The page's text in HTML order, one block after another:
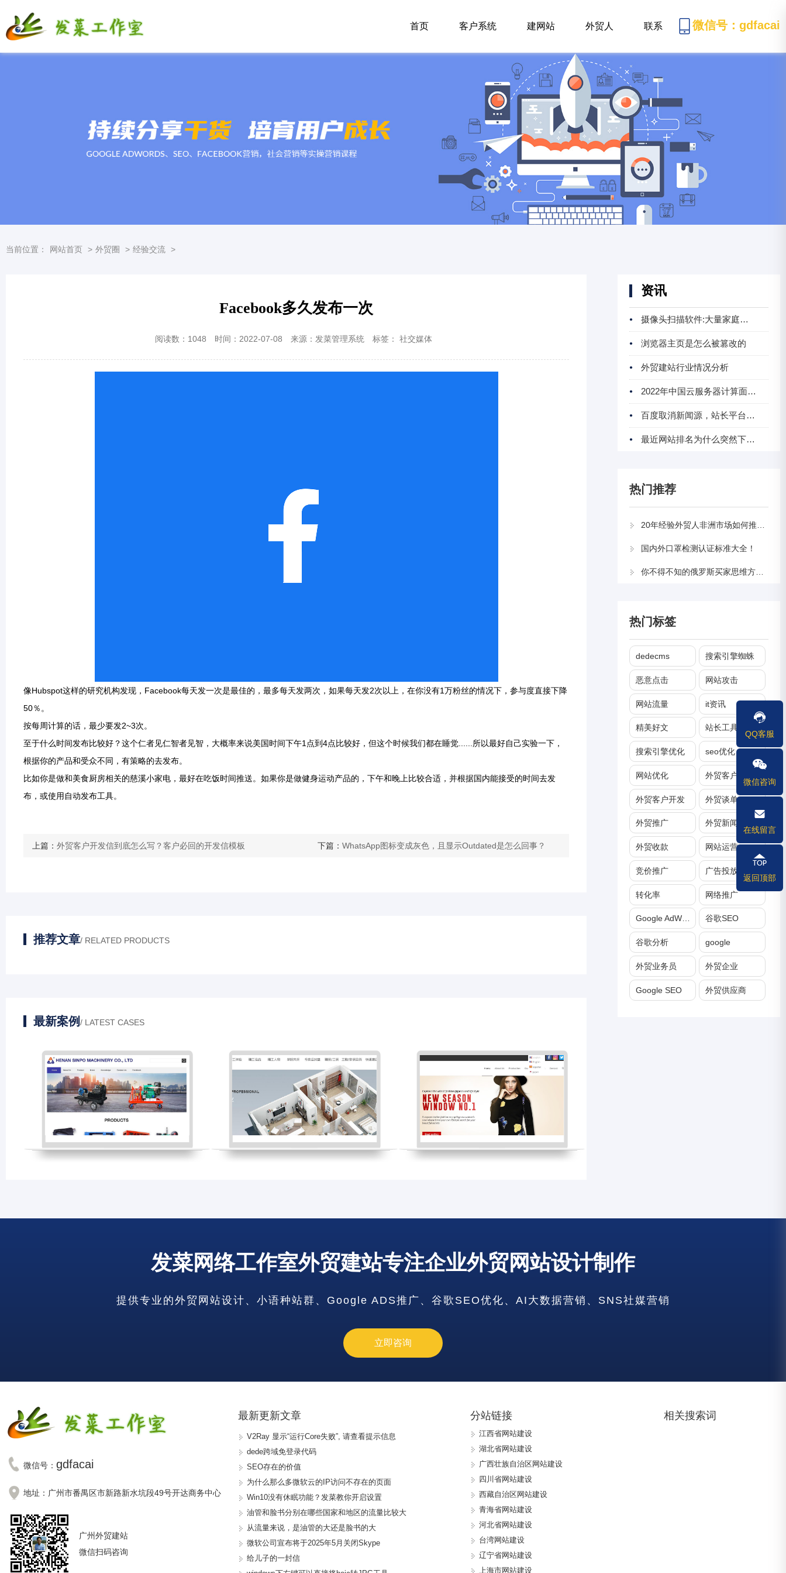
微信号：gdfacai
首页 客户系统 建网站 外贸人 联系
当前位置： 网站首页 > 外贸圈 > 经验交流 >
资讯
摄像头扫描软件:大量家庭智能摄像头遭入侵成偷
浏览器主页是怎么被篡改的
外贸建站行业情况分析
2022年中国云服务器计算面临的问题及发展前景预
百度取消新闻源，站长平台VIP俱乐部服务全面升
最近网站排名为什么突然下降,怎么办
热门推荐
国内外口罩检测认证标准大全！
你不得不知的俄罗斯买家思维方式和采购特点！
热门标签
dedecms 搜索引擎蜘蛛
恶意点击 网站攻击
网站流量 it资讯
精美好文 站长工具
搜索引擎优化 seo优化
网站优化 外贸客户管理
外贸客户开发 外贸谈单
外贸推广 外贸新闻
外贸收款 网站运营
竞价推广 广告投放
转化率 网络推广
Google AdWords 谷歌SEO
谷歌分析 google
外贸业务员 外贸企业
Google SEO 外贸供应商
Facebook多久发布一次
阅读数： 1048 时间：2022-07-08 来源：发菜管理系统 标签： 社交媒体
像Hubspot这样的研究机构发现，Facebook每天发一次是最佳的，最多每天发两次，如果每天发2次以上，在你没有1万粉丝的情况下，参与度直接下降
50％。
按每周计算的话，最少要发2~3次。
至于什么时间发布比较好？这个仁者见仁智者见智，大概率来说美国时间下午1点到4点比较好，但这个时候我们都在睡觉......所以最好自己实验一下，
根据你的产品和受众不同，有策略的去发布。
比如你是做和美食厨房相关的慈溪小家电，最好在吃饭时间推送。如果你是做健身运动产品的，下午和晚上比较合适，并根据国内能接受的时间去发
布，或使用自动发布工具。
上篇： 外贸客户开发信到底怎么写？客户必回的开发信模板 下篇：WhatsApp图标变成灰色，且显示Outdated是怎么回事？
推荐文章/ RELATED PRODUCTS
最新案例/ LATEST CASES
发菜网络工作室外贸建站专注企业外贸网站设计制作
提供专业的外贸网站设计、小语种站群、Google ADS推广、谷歌SEO优化、AI大数据营销、SNS社媒营销
立即咨询
微信号： gdfacai
地址：广州市番禺区市新路新水坑段49号开达商务中心
广州外贸建站
微信扫码咨询
最新更新文章
V2Ray 显示“运行Core失败”, 请查看提示信息
dede跨域免登录代码
SEO存在的价值
为什么那么多微软云的IP访问不存在的页面
Win10没有休眠功能？发菜教你开启设置
油管和脸书分别在哪些国家和地区的流量比较大
从流量来说，是油管的大还是脸书的大
微软公司宣布将于2025年5月关闭Skype
给儿子的一封信
分站链接
广东省网站建设
云南省网站建设
浙江省网站建设
湖北省网站建设
广西壮族自治区网站建设
四川省网站建设
西藏自治区网站建设
青海省网站建设
河北省网站建设
台湾网站建设
辽宁省网站建设
上海市网站建设
相关搜索词
QQ客服
微信咨询
在线留言
返回顶部